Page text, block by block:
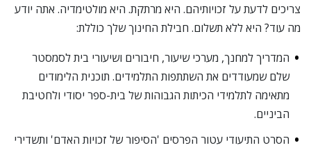
צריכים לדעת על זכויותיהם. היא מרתקת. היא מולטימדיה. אתה יודע
מה עוד? היא ללא תשלום. חבילת החינוך שלך כוללת:
המדריך למחנך, מערכי שיעור, חיבורים ושיעורי בית לסמסטר
שלם שמעודדים את השתתפות התלמידים. תוכנית הלימודים
מתאימה לתלמידי הכיתות הגבוהות של בית-ספר יסודי ולחטיבת
הביניים.
הסרט התיעודי עטור הפרסים 'הסיפור של זכויות האדם' ותשדירי